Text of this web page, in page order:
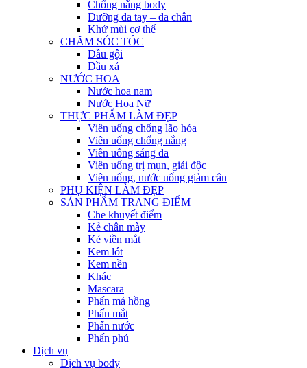
Chống nắng body
Dưỡng da tay – da chân
Khử mùi cơ thể
CHĂM SÓC TÓC
Dầu gội
Dầu xả
NƯỚC HOA
Nước hoa nam
Nước Hoa Nữ
THỰC PHẨM LÀM ĐẸP
Viên uống chống lão hóa
Viên uống chống nắng
Viên uống sáng da
Viên uống trị mụn, giải độc
Viên uống, nước uống giảm cân
PHỤ KIỆN LÀM ĐẸP
SẢN PHẨM TRANG ĐIỂM
Che khuyết điểm
Kẻ chân mày
Kẻ viền mắt
Kem lót
Kem nền
Khác
Mascara
Phấn má hồng
Phấn mắt
Phấn nước
Phấn phủ
Dịch vụ
Dịch vụ body